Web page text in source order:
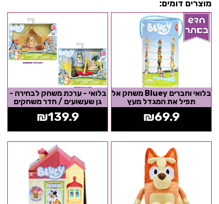
מוצרים דומים:
בלואי וחברים Bluey משחק אל
תפיל את המגדל מעץ
₪69.9
בלואי - ערכת משחק לבחירה -
גן שעשועים / חדר משחקים
₪139.9